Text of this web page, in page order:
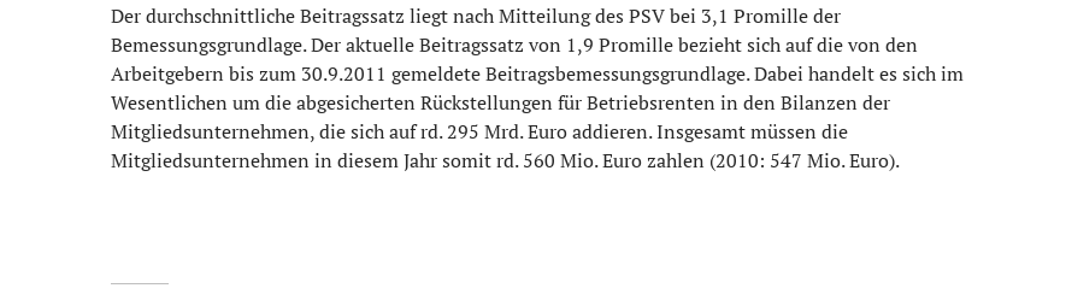
Der durchschnittliche Beitragssatz liegt nach Mitteilung des PSV bei 3,1 Promille der
Bemessungsgrundlage. Der aktuelle Beitragssatz von 1,9 Promille bezieht sich auf die von den
Arbeitgebern bis zum 30.9.2011 gemeldete Beitragsbemessungsgrundlage. Dabei handelt es sich im
Wesentlichen um die abgesicherten Rückstellungen für Betriebsrenten in den Bilanzen der
Mitgliedsunternehmen, die sich auf rd. 295 Mrd. Euro addieren. Insgesamt müssen die
Mitgliedsunternehmen in diesem Jahr somit rd. 560 Mio. Euro zahlen (2010: 547 Mio. Euro).